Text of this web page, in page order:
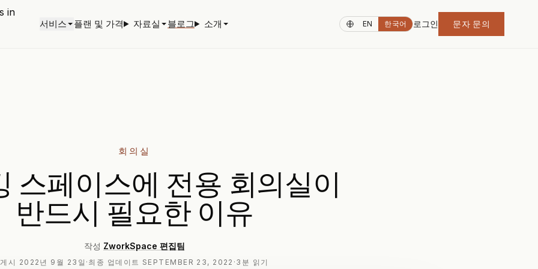
서비스 플랜 및 가격 자료실 블로그 소개 EN 한국어 로그인 문자 문의
회의실
스페이스에 전용 회의실이
반드시 필요한 이유
작성 ZworkSpace 편집팀
게시 2022년 9월 23일 · 최종 업데이트 SEPTEMBER 23, 2022 · 3분 읽기